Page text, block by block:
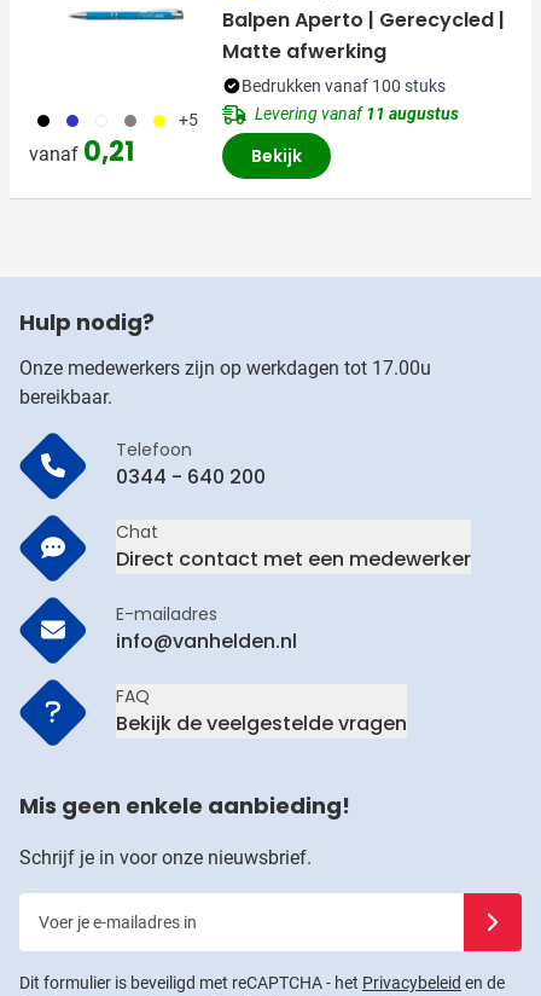
001 023 002 003 006 +5
vanaf 0,21
Balpen Aperto | Gerecycled |
Matte afwerking
Bedrukken vanaf 100 stuks
Levering vanaf11 augustus
Bekijk
Hulp nodig?
Onze medewerkers zijn op werkdagen tot 17.00u
bereikbaar.
Telefoon
0344 - 640 200
Chat
Direct contact met een medewerker
E-mailadres
info@vanhelden.nl
FAQ
Bekijk de veelgestelde vragen
Mis geen enkele aanbieding!
Schrijf je in voor onze nieuwsbrief.
Dit formulier is beveiligd met reCAPTCHA - het Privacybeleid en de